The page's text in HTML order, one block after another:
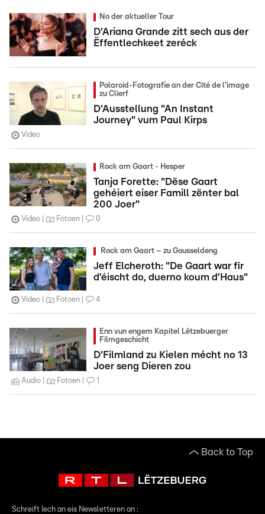
No der aktueller Tour
D'Ariana Grande zitt sech aus der
Ëffentlechkeet zeréck
Polaroid-Fotografie an der Cité de l'image
zu Clierf
D'Ausstellung "An Instant
Journey" vum Paul Kirps
Video
Rock am Gaart - Hesper
Tanja Forette: "Dëse Gaart
gehéiert eiser Famill zënter bal
200 Joer"
Video Fotoen 0
Rock am Gaart – zu Gousseldeng
Jeff Elcheroth: "De Gaart war fir
d’éischt do, duerno koum d’Haus"
Video Fotoen 4
Enn vun engem Kapitel Lëtzebuerger
Filmgeschicht
D'Filmland zu Kielen mécht no 13
Joer seng Dieren zou
Audio Fotoen 1
Back to Top
Schreift Iech an eis Newsletteren an :